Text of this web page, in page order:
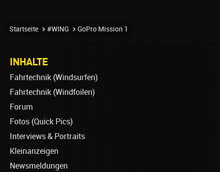
Startseite #WING GoPro Mission 1
INHALTE
Fahrtechnik (Windsurfen)
Fahrtechnik (Windfoilen)
Forum
Fotos (Quick Pics)
Interviews & Portraits
Kleinanzeigen
Newsmeldungen